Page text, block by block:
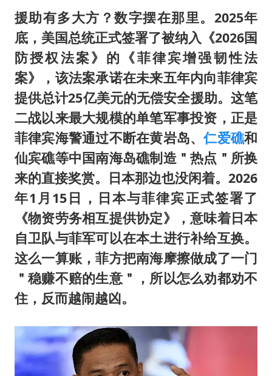
援助有多大方？数字摆在那里。2025年
底，美国总统正式签署了被纳入《2026国
防授权法案》的《菲律宾增强韧性法
案》，该法案承诺在未来五年内向菲律宾
提供总计25亿美元的无偿安全援助。这笔
二战以来最大规模的单笔军事投资，正是
菲律宾海警通过不断在黄岩岛、仁爱礁和
仙宾礁等中国南海岛礁制造＂热点＂所换
来的直接奖赏。日本那边也没闲着。2026
年1月15日，日本与菲律宾正式签署了
《物资劳务相互提供协定》，意味着日本
自卫队与菲军可以在本土进行补给互换。
这么一算账，菲方把南海摩擦做成了一门
＂稳赚不赔的生意＂，所以怎么劝都劝不
住，反而越闹越凶。